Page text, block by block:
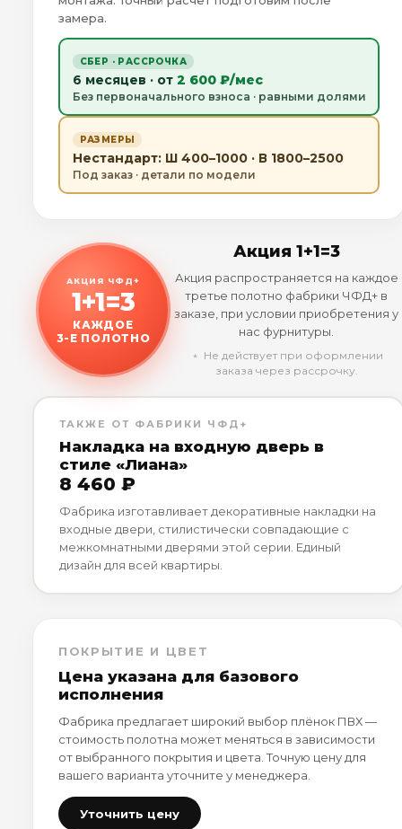
замера.
СБЕР · РАССРОЧКА
6 месяцев · от 2 600 ₽/мес
Без первоначального взноса · равными долями
РАЗМЕРЫ
Нестандарт: Ш 400–1000 · В 1800–2500
Под заказ · детали по модели
АКЦИЯ ЧФД+
1+1=3
КАЖДОЕ
3-Е ПОЛОТНО
Акция 1+1=3
Акция распространяется на каждое
третье полотно фабрики ЧФД+ в
заказе, при условии приобретения у
нас фурнитуры.
﹡ Не действует при оформлении
заказа через рассрочку.
ТАКЖЕ ОТ ФАБРИКИ ЧФД+
Накладка на входную дверь в
стиле «Лиана»
8 460 ₽
Фабрика изготавливает декоративные накладки на
входные двери, стилистически совпадающие с
межкомнатными дверями этой серии. Единый
дизайн для всей квартиры.
ПОКРЫТИЕ И ЦВЕТ
Цена указана для базового
исполнения
Фабрика предлагает широкий выбор плёнок ПВХ —
стоимость полотна может меняться в зависимости
от выбранного покрытия и цвета. Точную цену для
вашего варианта уточните у менеджера.
Уточнить цену